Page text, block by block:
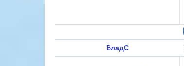
ВладС